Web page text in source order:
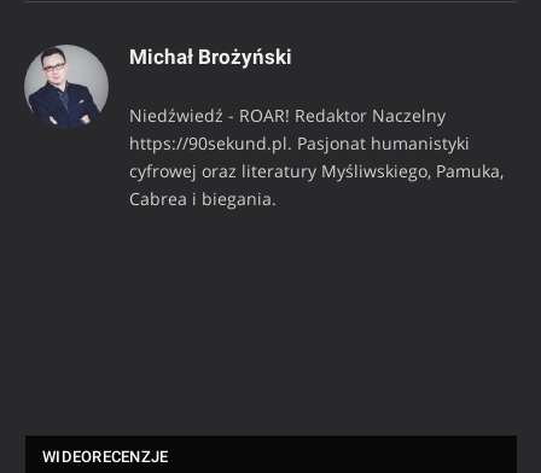
Michał Brożyński
Niedźwiedź - ROAR! Redaktor Naczelny
https://90sekund.pl. Pasjonat humanistyki
cyfrowej oraz literatury Myśliwskiego, Pamuka,
Cabrea i biegania.
WIDEORECENZJE